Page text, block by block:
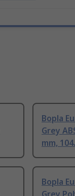
Bopla
Grey
mm,
Bopla